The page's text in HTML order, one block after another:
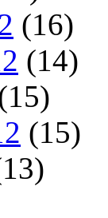
(16)
(14)
(15)